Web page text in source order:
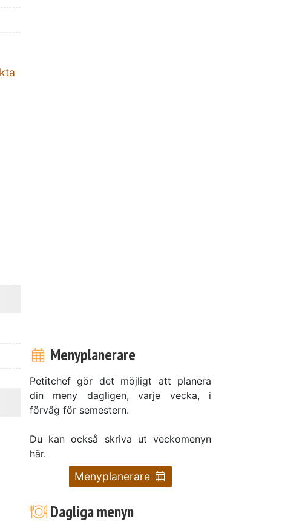
Menyplanerare
Petitchef gör det möjligt att planera
din meny dagligen, varje vecka, i
förväg för semestern.
Du kan också skriva ut veckomenyn
här.
Menyplanerare
Dagliga menyn